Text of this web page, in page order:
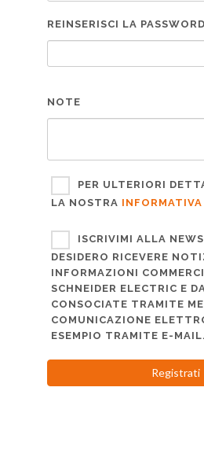
REINSERISCI LA PASSWORD
NOTE
PER ULTERIORI
LA NOSTRA
ISCRIVIMI ALLA
DESIDERO RICEVERE
INFORMAZIONI
SCHNEIDER ELECTRIC E
CONSOCIATE TRAMITE
COMUNICAZIONE
ESEMPIO TRAMITE E-MAIL.
Registrati